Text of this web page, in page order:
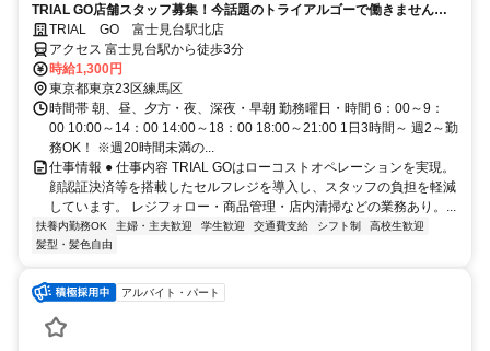
TRIAL GO店舗スタッフ募集！今話題のトライアルゴーで働きません
か？TRIAL GO 富士見台駅北店
アクセス 富士見台駅から徒歩3分
時給1,300円
東京都東京23区練馬区
時間帯 朝、昼、夕方・夜、深夜・早朝 勤務曜日・時間 6：00～9：
00 10:00～14：00 14:00～18：00 18:00～21:00 1日3時間～ 週2～勤
務OK！ ※週20時間未満の...
仕事情報 ● 仕事内容 TRIAL GOはローコストオペレーションを実現。
顔認証決済等を搭載したセルフレジを導入し、スタッフの負担を軽減
しています。 レジフォロー・商品管理・店内清掃などの業務あり。...
扶養内勤務OK 主婦・主夫歓迎 学生歓迎 交通費支給 シフト制
高校生歓迎
髪型・髪色自由
アルバイト・パート